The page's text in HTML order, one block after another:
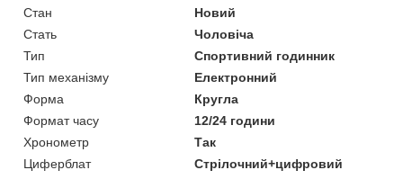
Стан
Новий
Стать
Чоловіча
Тип
Спортивний годинник
Тип механізму
Електронний
Форма
Кругла
Формат часу
12/24 години
Хронометр
Так
Циферблат
Стрілочний+цифровий